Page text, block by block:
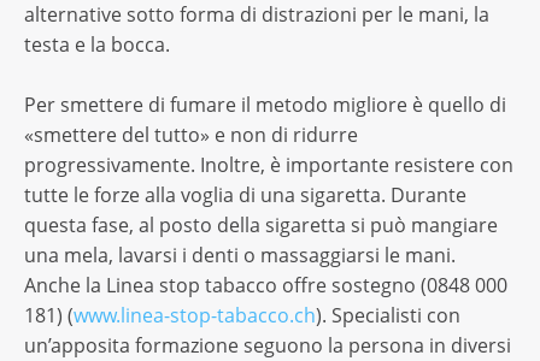
alternative sotto forma di distrazioni per le mani, la
testa e la bocca.
Per smettere di fumare il metodo migliore è quello di
«smettere del tutto» e non di ridurre
progressivamente. Inoltre, è importante resistere con
tutte le forze alla voglia di una sigaretta. Durante
questa fase, al posto della sigaretta si può mangiare
una mela, lavarsi i denti o massaggiarsi le mani.
Anche la Linea stop tabacco offre sostegno (0848 000
181) (www.linea-stop-tabacco.ch). Specialisti con
un’apposita formazione seguono la persona in diversi